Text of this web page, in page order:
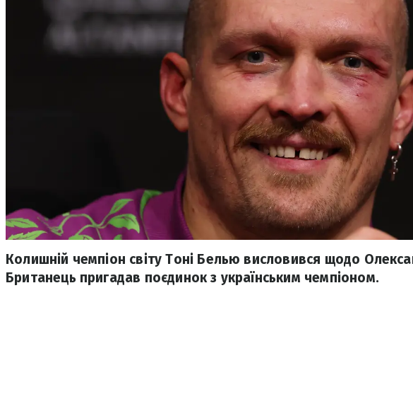
Колишній чемпіон світу Тоні Белью висловився щодо
Британець пригадав поєдинок з українським чемпіоном.